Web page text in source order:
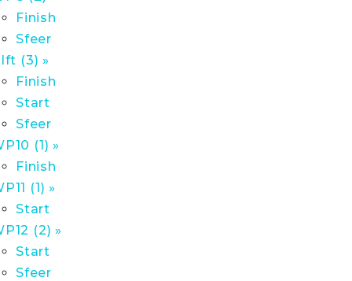
Finish
Sfeer
(3) »
Finish
Start
Sfeer
(1) »
Finish
(1) »
Start
(2) »
Start
Sfeer